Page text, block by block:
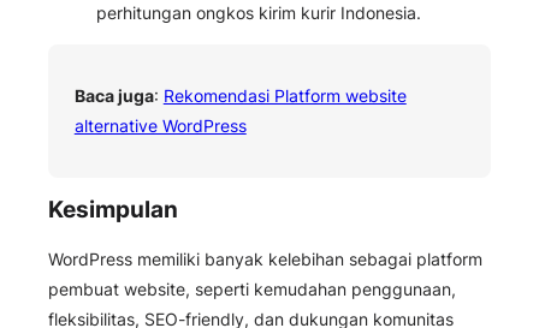
perhitungan ongkos kirim kurir Indonesia.
Baca juga: Rekomendasi Platform website
alternative WordPress
Kesimpulan
WordPress memiliki banyak kelebihan sebagai platform
pembuat website, seperti kemudahan penggunaan,
fleksibilitas, SEO-friendly, dan dukungan komunitas